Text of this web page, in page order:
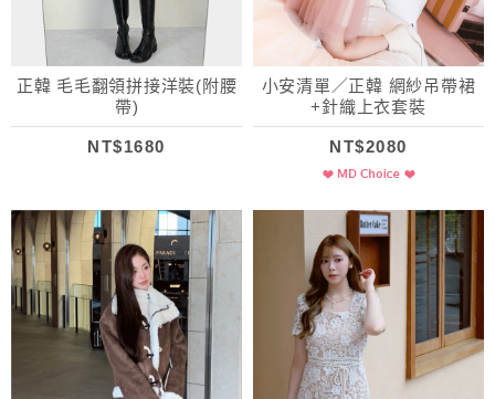
正韓 毛毛翻領拼接洋裝(附腰
帶)
NT$1680
小安清單／正韓 網紗吊帶裙
+針織上衣套裝
NT$2080